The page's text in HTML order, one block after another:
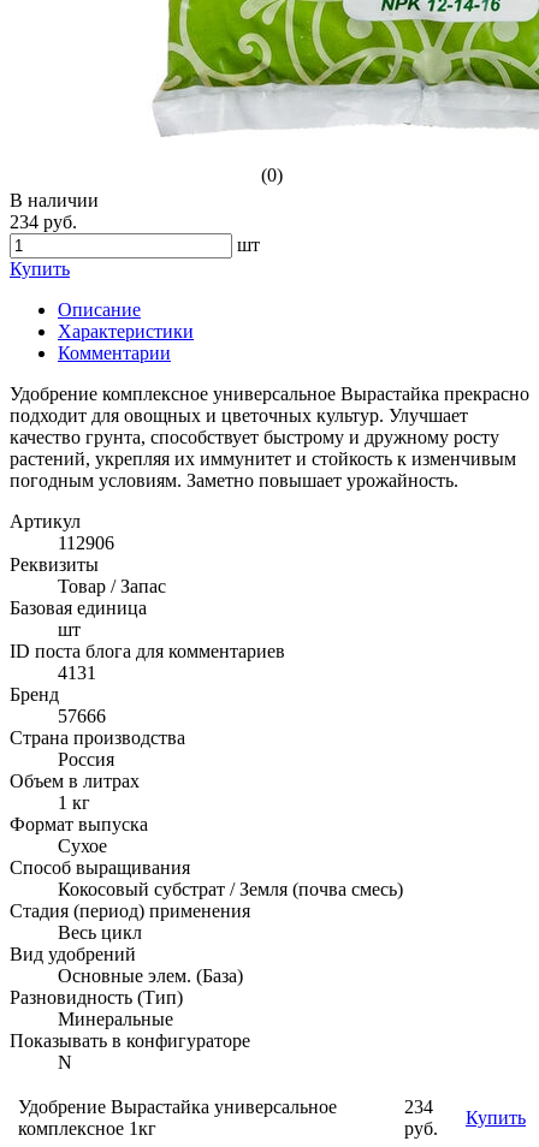
(0)
В наличии
234 руб.
шт
Купить
Описание
Характеристики
Комментарии
Удобрение комплексное универсальное Вырастайка прекрасно
подходит для овощных и цветочных культур. Улучшает
качество грунта, способствует быстрому и дружному росту
растений, укрепляя их иммунитет и стойкость к изменчивым
погодным условиям. Заметно повышает урожайность.
Артикул
112906
Реквизиты
Товар / Запас
Базовая единица
шт
ID поста блога для комментариев
4131
Бренд
57666
Страна производства
Россия
Объем в литрах
1 кг
Формат выпуска
Сухое
Способ выращивания
Кокосовый субстрат / Земля (почва смесь)
Стадия (период) применения
Весь цикл
Вид удобрений
Основные элем. (База)
Разновидность (Тип)
Минеральные
Показывать в конфигураторе
N
Удобрение Вырастайка универсальное
комплексное 1кг
234
руб.
Купить